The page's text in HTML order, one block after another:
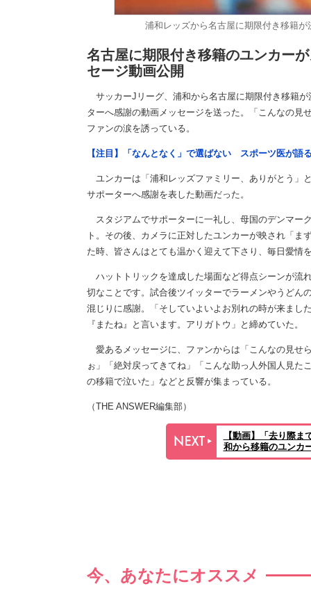
浦和レッズから名古屋に期限付き移籍
名古屋に期限付き移籍のユンカー
セージ動画公開
サッカーJリーグ、浦和から名古屋に期限付き移籍
ターへ感謝の動画メッセージを送った。「こんなの見
ファンの涙を誘っている。
【注目】「なんとなく」で選ばない スポーツ医が語
ユンカーは「浦和レッズファミリー、ありがとう」
サポーターへ感謝を表した動画だった。
スタジアムでサポーターに一礼し、母国のデンマー
ト。その後、カメラに正対したユンカーが映され「
た時、皆さんはとても温かく迎えて下さり、毎日愛情
ハットトリックを達成した場面など得点シーンが流
切なことです。試合後ツイッターでラーメンやうどん
混じりに感謝。「そしていよいよお別れの時が来まし
『またね』と言います。アリガトウ」と締めていた。
愛あるメッセージに、ファンからは「こんなの見せ
ぉ」「絶対戻ってきてね」「こんな助っ人外国人見た
の移籍で泣いた」などと反響が集まっている。
（THE ANSWER編集部）
【動画】「去り際
和から移籍のユンカ
今、あなたにオススメ